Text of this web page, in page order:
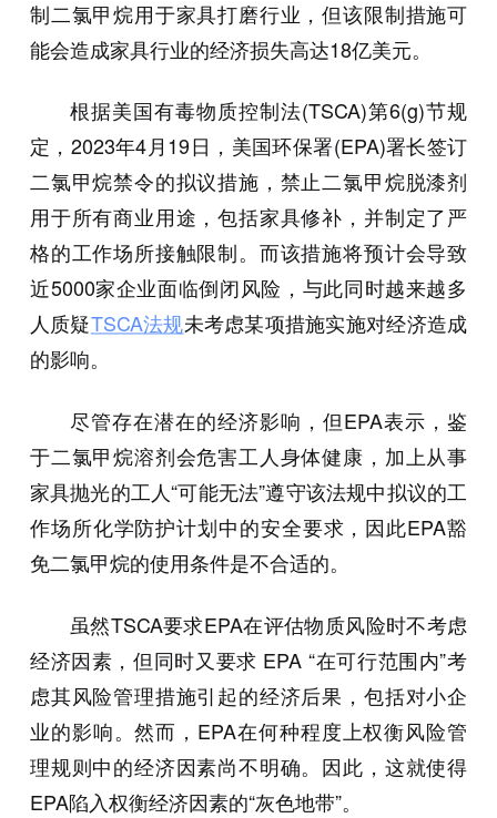
制二氯甲烷用于家具打磨行业，但该限制措施可
能会造成家具行业的经济损失高达18亿美元。
根据美国有毒物质控制法(TSCA)第6(g)节规
定，2023年4月19日，美国环保署(EPA)署长签订
二氯甲烷禁令的拟议措施，禁止二氯甲烷脱漆剂
用于所有商业用途，包括家具修补，并制定了严
格的工作场所接触限制。而该措施将预计会导致
近5000家企业面临倒闭风险，与此同时越来越多
人质疑TSCA法规未考虑某项措施实施对经济造成
的影响。
尽管存在潜在的经济影响，但EPA表示，鉴
于二氯甲烷溶剂会危害工人身体健康，加上从事
家具抛光的工人“可能无法”遵守该法规中拟议的工
作场所化学防护计划中的安全要求，因此EPA豁
免二氯甲烷的使用条件是不合适的。
虽然TSCA要求EPA在评估物质风险时不考虑
经济因素，但同时又要求 EPA “在可行范围内”考
虑其风险管理措施引起的经济后果，包括对小企
业的影响。然而，EPA在何种程度上权衡风险管
理规则中的经济因素尚不明确。因此，这就使得
EPA陷入权衡经济因素的“灰色地带”。